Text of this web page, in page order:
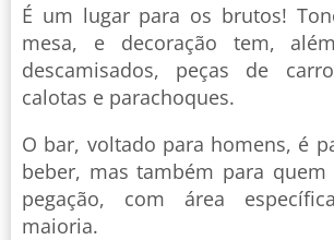
É um lugar para os brutos!
mesa, e decoração tem,
descamisados, peças de
calotas e parachoques.
O bar, voltado para homens, é
beber, mas também para quem
pegação, com área
maioria.